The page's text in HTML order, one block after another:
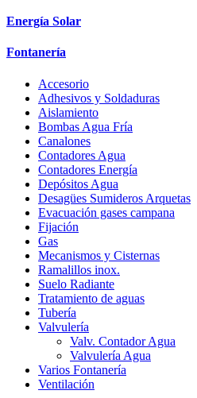
Energía Solar
Fontanería
Accesorio
Adhesivos y Soldaduras
Aislamiento
Bombas Agua Fría
Canalones
Contadores Agua
Contadores Energía
Depósitos Agua
Desagües Sumideros Arquetas
Evacuación gases campana
Fijación
Gas
Mecanismos y Cisternas
Ramalillos inox.
Suelo Radiante
Tratamiento de aguas
Tubería
Valvulería
Valv. Contador Agua
Valvulería Agua
Varios Fontanería
Ventilación